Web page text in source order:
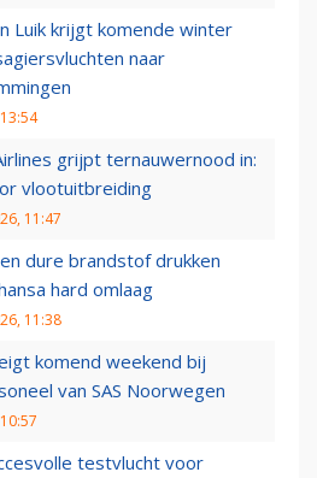
Luik krijgt komende winter
naar
grijpt ternauwernood in:
vlootuitbreiding
11:47
dure brandstof drukken
hard omlaag
11:38
komend weekend bij
van SAS Noorwegen
testvlucht voor